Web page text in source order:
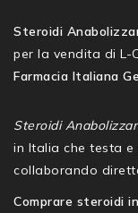
Steroidi
per la vendita di L-
Farmacia Italiana
Steroidi
in Italia che testa
collaborando
Comprare steroidi